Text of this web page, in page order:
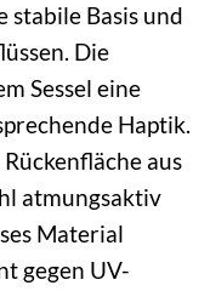
stabile Basis und
Die
Sessel eine
Haptik.
aus
atmungsaktiv
Material
gegen UV-